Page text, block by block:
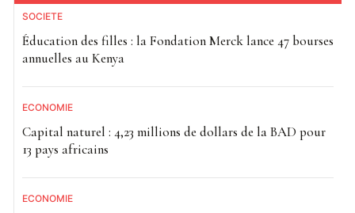
SOCIETE
Éducation des filles : la Fondation Merck lance 47 bourses
annuelles au Kenya
ECONOMIE
Capital naturel : 4,23 millions de dollars de la BAD pour
13 pays africains
ECONOMIE